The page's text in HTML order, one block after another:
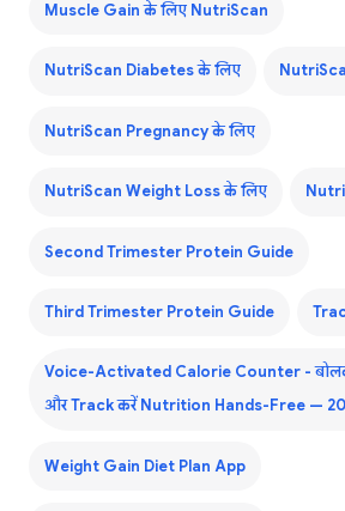
Muscle Gain के लिए NutriScan
NutriScan Diabetes के लिए
NutriScan Pregnancy के लिए
NutriScan Weight Loss के लिए
Second Trimester Protein Guide
Third Trimester Protein Guide
Voice-Activated Calorie Counter -
और Track करें Nutrition Hands-Free —
Weight Gain Diet Plan App